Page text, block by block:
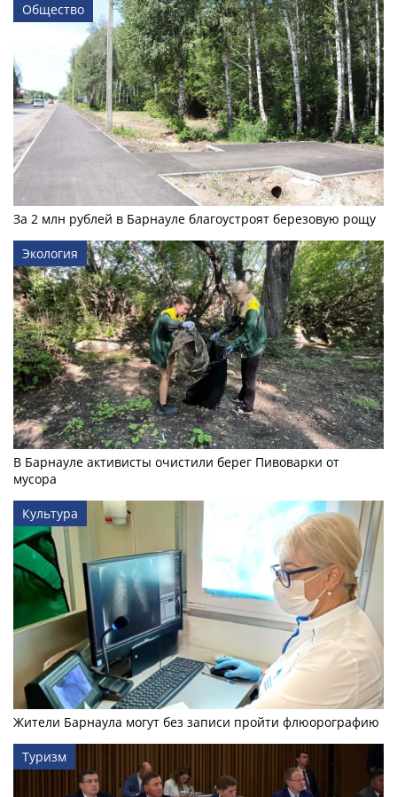
Общество
За 2 млн рублей в Барнауле благоустроят березовую рощу
Экология
В Барнауле активисты очистили берег Пивоварки от
мусора
Культура
Жители Барнаула могут без записи пройти флюорографию
Туризм